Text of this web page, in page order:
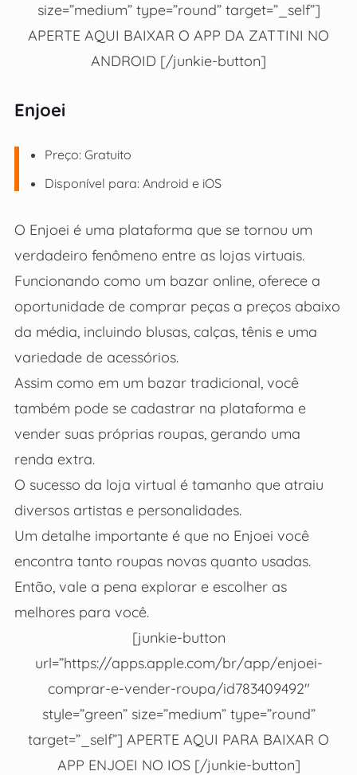
size=”medium” type=”round” target=”_self”]
APERTE AQUI BAIXAR O APP DA ZATTINI NO
ANDROID [/junkie-button]
Enjoei
Preço: Gratuito
Disponível para: Android e iOS
O Enjoei é uma plataforma que se tornou um
verdadeiro fenômeno entre as lojas virtuais.
Funcionando como um bazar online, oferece a
oportunidade de comprar peças a preços abaixo
da média, incluindo blusas, calças, tênis e uma
variedade de acessórios.
Assim como em um bazar tradicional, você
também pode se cadastrar na plataforma e
vender suas próprias roupas, gerando uma
renda extra.
O sucesso da loja virtual é tamanho que atraiu
diversos artistas e personalidades.
Um detalhe importante é que no Enjoei você
encontra tanto roupas novas quanto usadas.
Então, vale a pena explorar e escolher as
melhores para você.
[junkie-button
url=”https://apps.apple.com/br/app/enjoei-
comprar-e-vender-roupa/id783409492″
style=”green” size=”medium” type=”round”
target=”_self”] APERTE AQUI PARA BAIXAR O
APP ENJOEI NO IOS [/junkie-button]